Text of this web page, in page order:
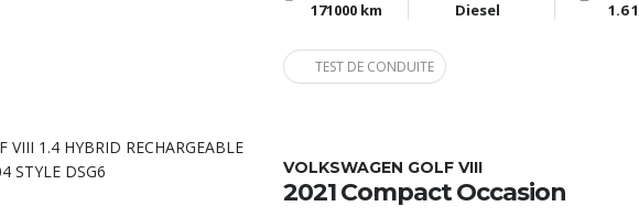
171000 km Diesel 1.6
TEST DE CONDUITE
VOLKSWAGEN GOLF VIII
2021 Compact Occasion